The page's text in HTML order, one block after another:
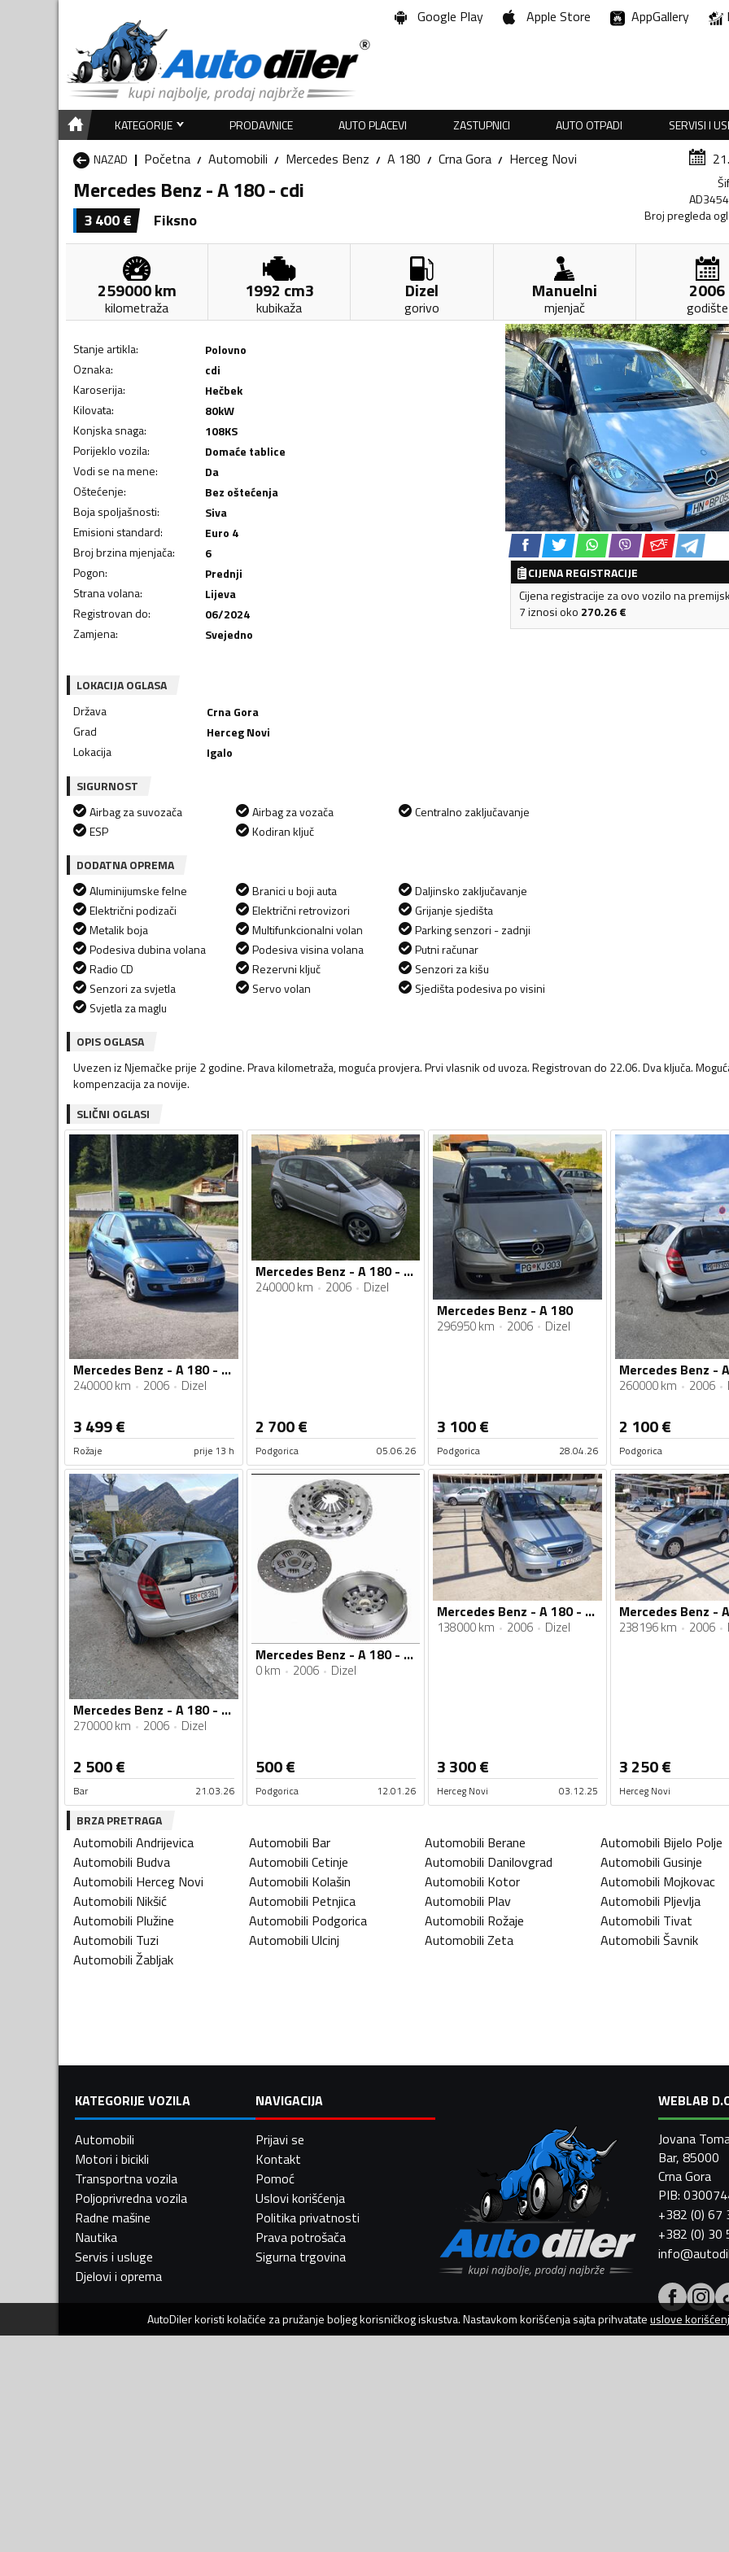
Google Play Apple Store AppGallery
KATEGORIJE PRODAVNICE AUTO PLACEVI ZASTUPNICI AUTO OTPADI
SERVISI I
NAZAD
Početna Automobili Mercedes Benz A 180 Crna Gora Herceg Novi
Mercedes Benz - A 180 - cdi
3 400€ Fiksno
Broj pregleda
259000km
kilometraža
1992 cm3
kubikaža
Dizel
gorivo
Manuelni
mjenjač
2006
godište
Stanje artikla:
Polovno
Oznaka:
cdi
Karoserija:
Hečbek
Kilovata: 80kW
Konjska snaga: 108KS
Porijeklo vozila:
Domaće tablice
Vodi se na mene:
Da
Oštećenje:
Bez oštećenja
Boja spoljašnosti:
Siva
Emisioni standard:
Euro 4
Broj brzina mjenjača:
6
Pogon:
Prednji
Strana volana:
Lijeva
Registrovan do:
06/2024
Zamjena: Svejedno
CIJENA REGISTRACIJE
Cijena registracije za ovo vozilo na
7 iznosi oko 270.26€
LOKACIJA OGLASA
Država
Crna Gora
Grad
Herceg Novi
Lokacija
Igalo
SIGURNOST
Airbag za suvozača
ESP
Airbag za vozača
Kodiran ključ
Centralno zaključavanje
DODATNA OPREMA
Aluminijumske felne
Električni podizači
Metalik boja
Podesiva dubina volana
Radio CD
Senzori za svjetla
Svjetla za maglu
Branici u boji auta
Električni retrovizori
Multifunkcionalni volan
Podesiva visina volana
Rezervni ključ
Servo volan
Daljinsko zaključavanje
Grijanje sjedišta
Parking senzori - zadnji
Putni računar
Senzori za kišu
Sjedišta podesiva po visini
OPIS OGLASA
Uvezen iz Njemačke prije 2 godine. Prava kilometraža, moguća provjera. Prvi vlasnik od uvoza. Registrovan do 22.06. Dva ključa.
kompenzacija za novije.
SLIČNI OGLASI
Mercedes Benz - A 180 - Automatik
240000 km 2006 Dizel
3 499€
Rožaje prije 13 h
Mercedes Benz - A 180 - 2.0
240000 km 2006 Dizel
2 700€
Podgorica 05.06.26
Mercedes Benz - A 180
296950 km 2006 Dizel
3 100€
Podgorica 28.04.26
260000 km 2006
2 100€
Podgorica
Mercedes Benz - A 180 - 2.0
270000 km 2006 Dizel
2 500€
Bar 21.03.26
Mercedes Benz - A 180 - 2.0
0 km 2006 Dizel
500€
Podgorica 12.01.26
Mercedes Benz - A 180 - 1,9cdi
138000 km 2006 Dizel
3 300€
Herceg Novi 03.12.25
238196 km 2006
3 250€
Herceg Novi
BRZA PRETRAGA
Automobili Andrijevica Automobili Bar Automobili Berane Automobili Bijelo Polje
Automobili Budva Automobili Cetinje Automobili Danilovgrad Automobili Gusinje
Automobili Herceg Novi Automobili Kolašin Automobili Kotor Automobili Mojkovac
Automobili Nikšić Automobili Petnjica Automobili Plav Automobili Pljevlja
Automobili Plužine Automobili Podgorica Automobili Rožaje Automobili Tivat
Automobili Tuzi Automobili Ulcinj Automobili Zeta Automobili Šavnik
Automobili Žabljak
KATEGORIJE VOZILA
Automobili
Motori i bicikli
Transportna vozila
Poljoprivredna vozila
Radne mašine
Nautika
Servis i usluge
Djelovi i oprema
NAVIGACIJA
Prijavi se
Kontakt
Pomoć
Uslovi korišćenja
Politika privatnosti
Prava potrošača
Sigurna trgovina
WEBLAB
Jovana
Bar, 85000
Crna Gora
PIB:
+382 (0) 67
+382 (0) 30
AutoDilerkoristi kolačiće za pružanje boljeg korisničkog iskustva. Nastavkom korišćenja sajta prihvatateuslove